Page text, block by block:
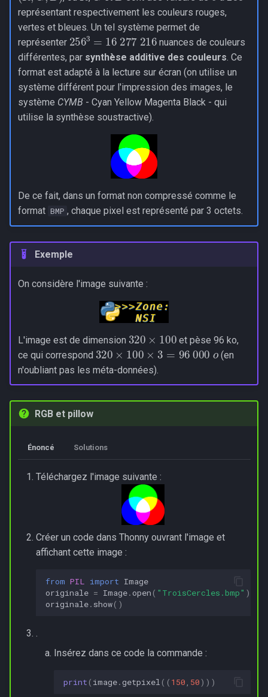
représentant respectivement les couleurs rouges,
vertes et bleues. Un tel système permet de
représenter2563=16 277 216
nuances de couleurs
différentes, par synthèse additive des couleurs. Ce
format est adapté à la lecture sur écran (on utilise un
système différent pour l'impression des images, le
système CYMB - Cyan Yellow Magenta Black - qui
utilise la synthèse soustractive).
De ce fait, dans un format non compressé comme le
format BMP , chaque pixel est représenté par 3 octets.
Exemple
On considère l'image suivante :
L'image est de dimension
et pèse 96 ko,
ce qui correspond
320× 100 × 3=96 000 o
(en
n'oubliant pas les méta-données).
RGB et pillow
Énoncé Solutions
Téléchargez l'image suivante :
Créer un code dans Thonny ouvrant l'image et
affichant cette image :
from PIL import Image
originale = Image.open ( "TroisCercles.bmp" )
originale. show()
.
Insérez dans ce code la commande :
print ( image.getpixel (( 150 , 50)))